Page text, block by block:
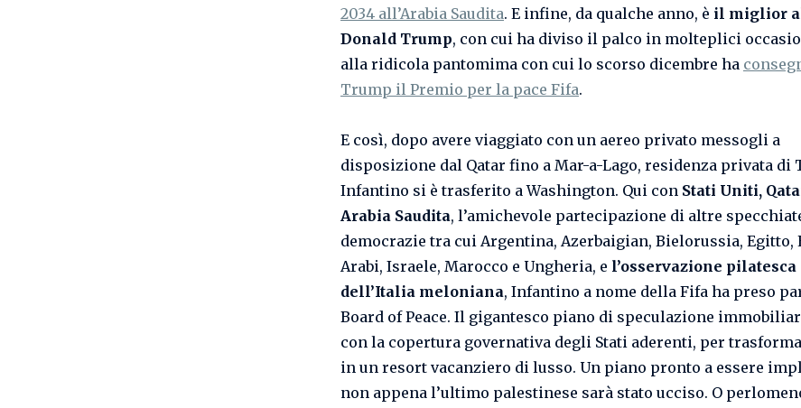
2034 all’Arabia Saudita. E infine, da qualche anno, è il miglior
Donald Trump, con cui ha diviso il palco in molteplici
alla ridicola pantomima con cui lo scorso dicembre ha
Trump il Premio per la pace Fifa.
E così, dopo avere viaggiato con un aereo privato messogli a
disposizione dal Qatar fino a Mar-a-Lago, residenza privata di
Infantino si è trasferito a Washington. Qui con Stati Uniti,
Arabia Saudita, l’amichevole partecipazione di altre
democrazie tra cui Argentina, Azerbaigian, Bielorussia, Egitto,
Arabi, Israele, Marocco e Ungheria, e l’osservazione pilatesca
dell’Italia meloniana, Infantino a nome della Fifa ha preso
Board of Peace. Il gigantesco piano di speculazione
con la copertura governativa degli Stati aderenti, per
in un resort vacanziero di lusso. Un piano pronto a essere
non appena l’ultimo palestinese sarà stato ucciso. O